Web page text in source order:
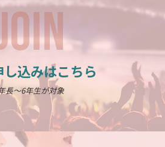
し込みはこちら
長～6年生が対象